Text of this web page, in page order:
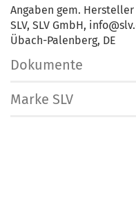
Angaben gem.
SLV, SLV GmbH,
Übach-Palenberg, DE
Dokumente
Marke SLV